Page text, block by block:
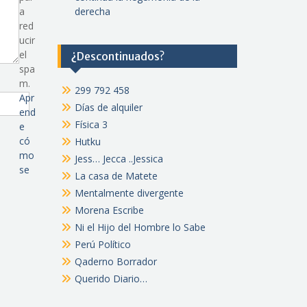
a
red
ucir
el
spa
m.
Apr
end
e
có
mo
se
derecha
¿Descontinuados?
299 792 458
Días de alquiler
Física 3
Hutku
Jess… Jecca ..Jessica
La casa de Matete
Mentalmente divergente
Morena Escribe
Ni el Hijo del Hombre lo Sabe
Perú Político
Qaderno Borrador
Querido Diario…